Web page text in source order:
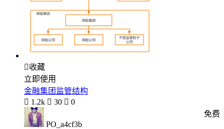
收藏
立即使用
金融集团监管结构
 1.2k  30  0
PO_a4cf3b
免费